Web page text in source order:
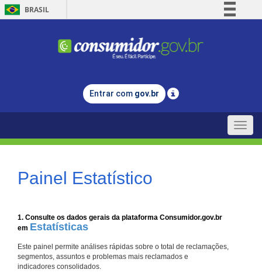
BRASIL
Comunica BR
Legislação
Entrar com gov.br
Toggle
Painel Estatístico
1. Consulte os dados gerais da plataforma Consumidor.gov.br
em Estatísticas
Este painel permite análises rápidas sobre o total de reclamações,
segmentos, assuntos e problemas mais reclamados e
indicadores consolidados.